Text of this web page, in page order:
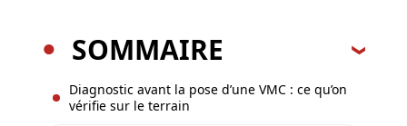
SOMMAIRE
Diagnostic avant la pose d’une VMC : ce qu’on
vérifie sur le terrain